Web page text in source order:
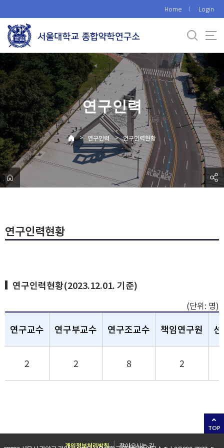
로
메
뉴
Home Login
연구인력
> 연구인력 > 연구인력현황
연구인력현황
연구인력현황(2023.12.01. 기준)
(단위: 명)
연구교수 연구부교수 연구조교수 책임연구원
2 2 8 2
TOP
개인정보처리방침 찾아오시는 길